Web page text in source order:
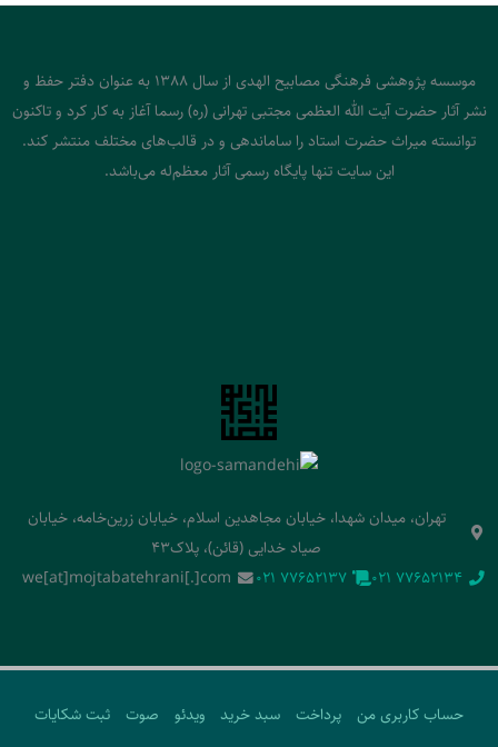
موسسه پژوهشی فرهنگی مصابیح الهدی از سال 1388 به عنوان دفتر حفظ و
نشر آثار حضرت آیت الله العظمی مجتبی تهرانی (ره) رسما آغاز به کار کرد و تاکنون
توانسته میراث حضرت استاد را ساماندهی و در قالب‌های مختلف منتشر کند.
این سایت تنها پایگاه رسمی آثار معظم‌له می‌باشد.
تهران، میدان شهدا، خیابان مجاهدین اسلام، خیابان زرین‌خامه، خیابان
صیاد خدایی (قائن)، پلاک43
‭021 77652134‬
‭021 77652137‬
we[at]mojtabatehrani[.]com
حساب کاربری من پرداخت سبد خرید ویدئو صوت
ثبت شکایات